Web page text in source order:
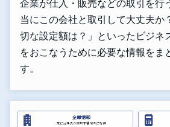
企業が仕入・販売などの取引を行
当にこの会社と取引して大丈夫か
切な設定額は？」といったビジネ
をおこなうために必要な情報をま
す。